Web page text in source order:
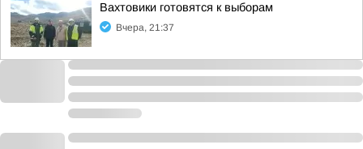
Вахтовики готовятся к выборам
Вчера, 21:37